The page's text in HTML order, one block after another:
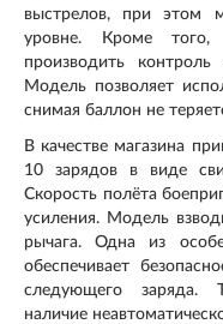
выстрелов, при этом
уровне. Кроме того,
производить
Модель позволяет
снимая баллон не
В качестве магазина
10 зарядов в виде
Скорость полёта
усиления. Модель
рычага. Одна из
обеспечивает
следующего заряда.
наличие